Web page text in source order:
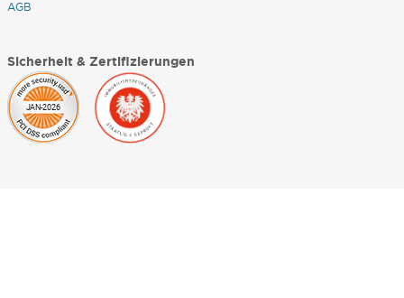
AGB
Sicherheit & Zertifizierungen